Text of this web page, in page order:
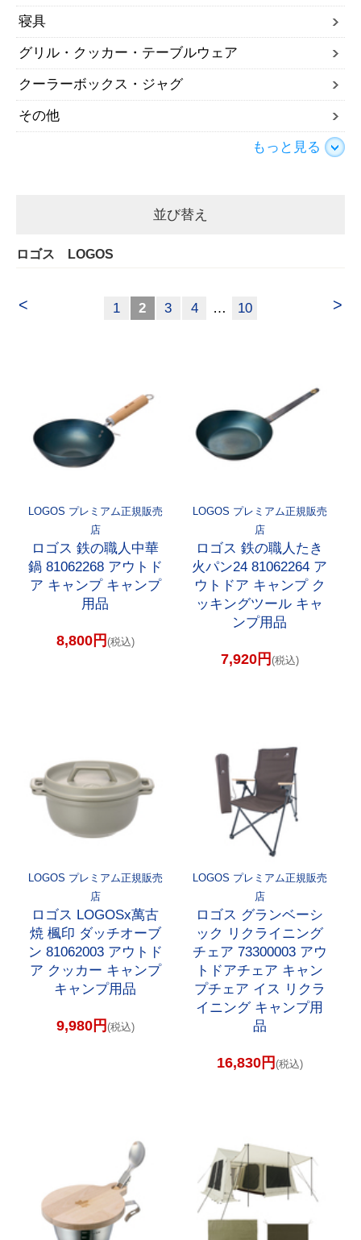
寝具
グリル・クッカー・テーブルウェア
クーラーボックス・ジャグ
その他
もっと見る
並び替え
ロゴス LOGOS
< >
1 2 3 4 … 10
LOGOS プレミアム正規販売
店
ロゴス 鉄の職人中華
鍋 81062268 アウトド
ア キャンプ キャンプ
用品
8,800円 (税込)
LOGOS プレミアム正規販売
店
ロゴス 鉄の職人たき
火パン24 81062264 ア
ウトドア キャンプ ク
ッキングツール キャ
ンプ用品
7,920円 (税込)
LOGOS プレミアム正規販売
店
ロゴス LOGOSx萬古
焼 楓印 ダッチオーブ
ン 81062003 アウトド
ア クッカー キャンプ
キャンプ用品
9,980円 (税込)
LOGOS プレミアム正規販売
店
ロゴス グランベーシ
ック リクライニング
チェア 73300003 アウ
トドアチェア キャン
プチェア イス リクラ
イニング キャンプ用
品
16,830円 (税込)